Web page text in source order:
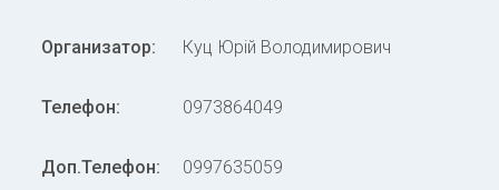
Организатор: Куц Юрій Володимирович
Телефон: 0973864049
Доп.Телефон: 0997635059